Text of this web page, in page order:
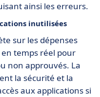
ainsi les erreurs.
inutilisées
sur les dépenses
temps réel pour
non approuvés. La
la sécurité et la
aux applications si